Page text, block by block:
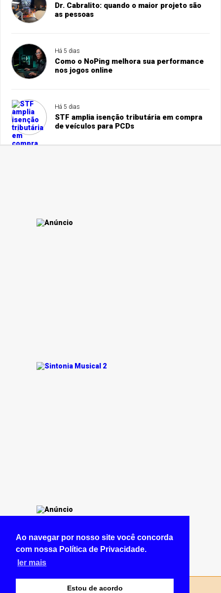
Ao navegar por nosso site você concorda
com nossa Política de Privacidade.
ler mais
Estou de acordo
Dr. Cabralito: quando o maior projeto são
as pessoas
Há 5 dias
Como o NoPing melhora sua performance
nos jogos online
Há 5 dias
STF amplia isenção tributária em compra
de veículos para PCDs